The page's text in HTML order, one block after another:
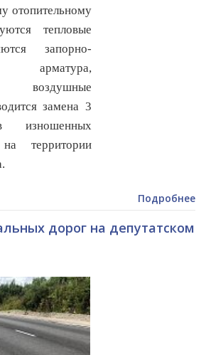
отопительному
тепловые
запорно-
арматура,
воздушные
замена 3
изношенных
территории
Подробнее
дорог на депутатском